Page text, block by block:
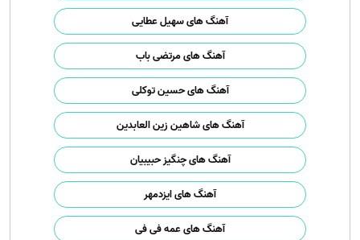
آهنگ های سهیل عطایی
آهنگ های مرتضی باب
آهنگ های حسین توکلی
آهنگ های شاهین زین العابدین
آهنگ های چنگیز حبیبیان
آهنگ های ایزدمهر
آهنگ های عمه فی فی